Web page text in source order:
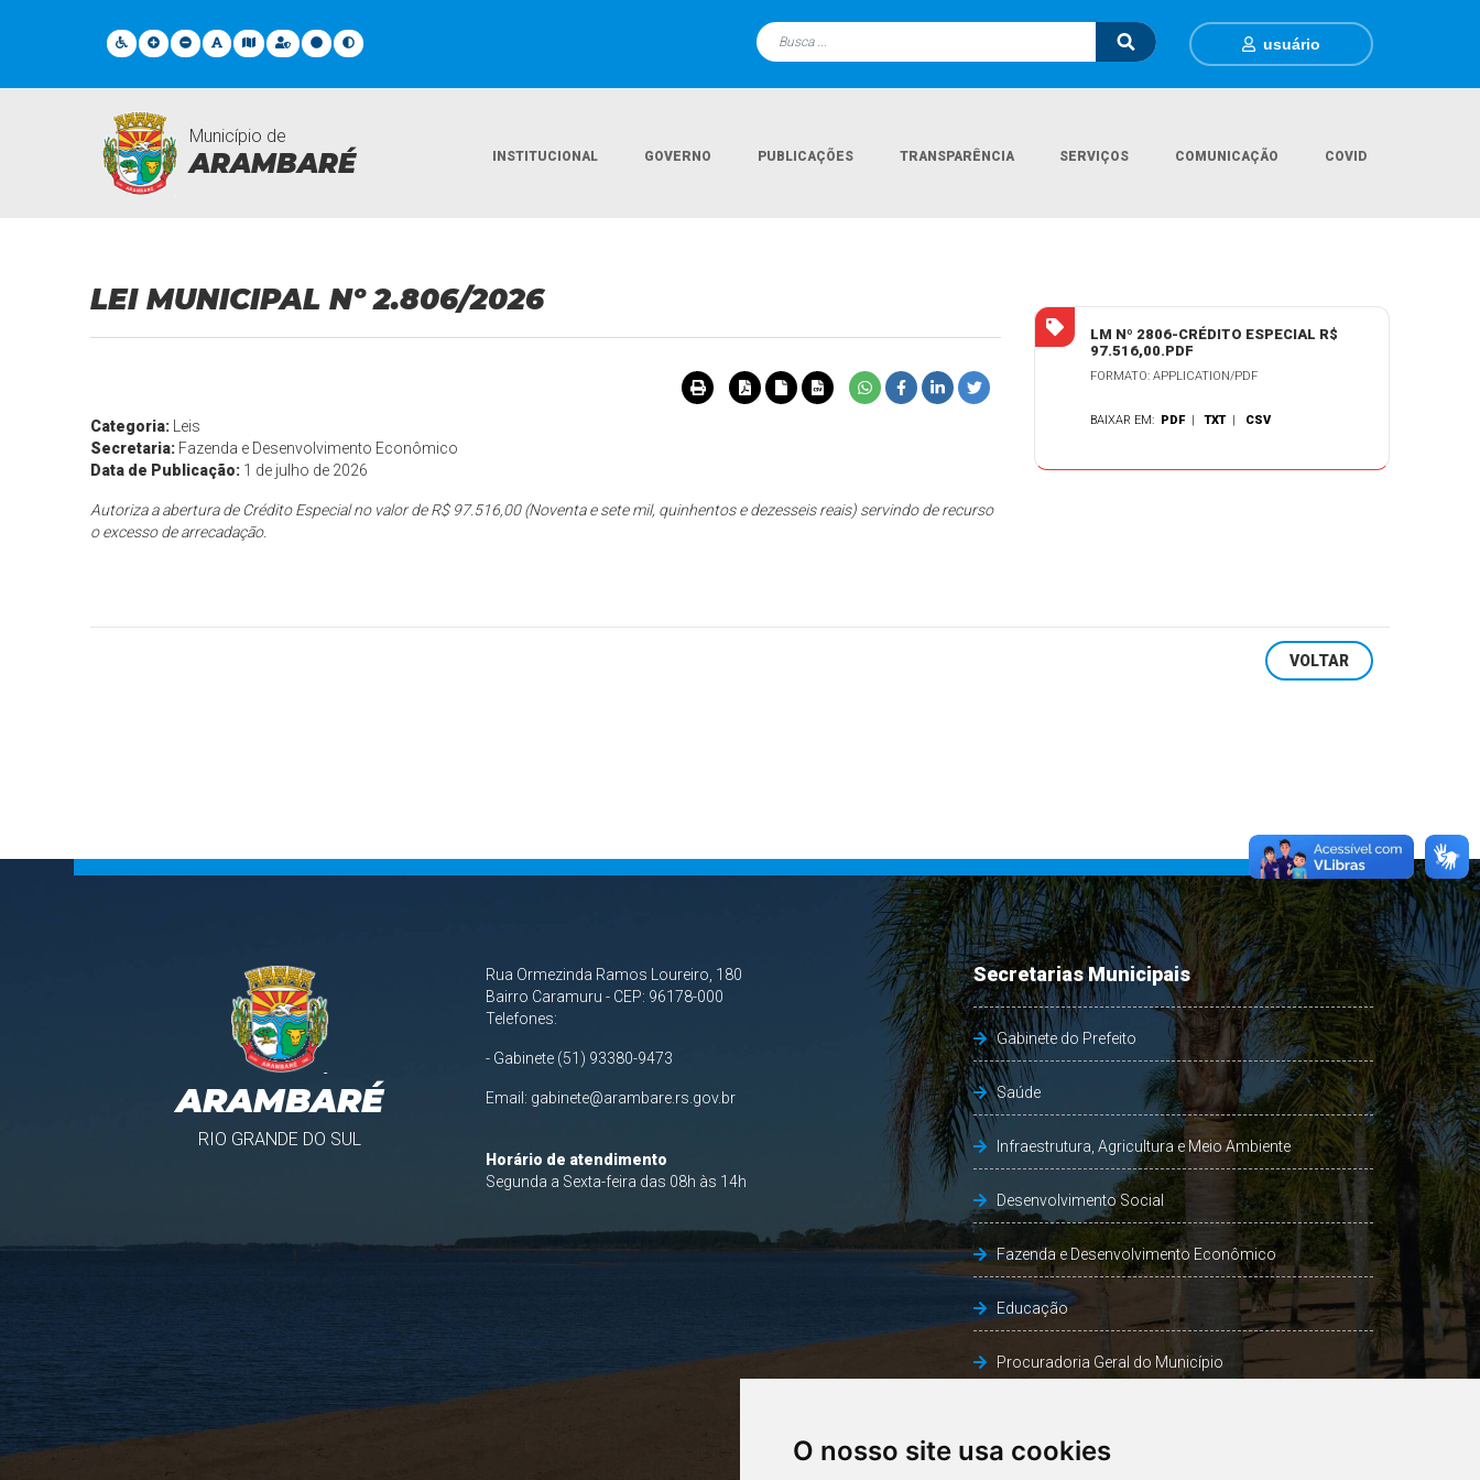
O nosso site usa cookies
usuário
Município de
ARAMBARÉ INSTITUCIONAL GOVERNO PUBLICAÇÕES TRANSPARÊNCIA SERVIÇOS COMUNICAÇÃO COVID
Legislações
LEI MUNICIPAL Nº 2.806/2026
Categoria:
Leis
Secretaria: Fazenda e Desenvolvimento Econômico
Data de Publicação: 1 de julho de 2026
Autoriza a abertura de Crédito Especial no valor de R$ 97.516,00 (Noventa e sete mil, quinhentos e dezesseis reais) servindo de recurso
o excesso de arrecadação.
LM Nº 2806-CRÉDITO ESPECIAL R$
97.516,00.PDF
FORMATO: APPLICATION/PDF
BAIXAR EM: PDF |TXT | CSV
VOLTAR
ARAMBARÉ
RIO GRANDE DO SUL
Rua Ormezinda Ramos Loureiro, 180
Bairro Caramuru - CEP: 96178-000
Telefones:
- Gabinete (51) 93380-9473
Email: gabinete@arambare.rs.gov.br
Horário de atendimento
Segunda a Sexta-feira das 08h às 14h
Secretarias Municipais
Gabinete do Prefeito
Saúde
Infraestrutura, Agricultura e Meio Ambiente
Desenvolvimento Social
Fazenda e Desenvolvimento Econômico
Educação
Procuradoria Geral do Município